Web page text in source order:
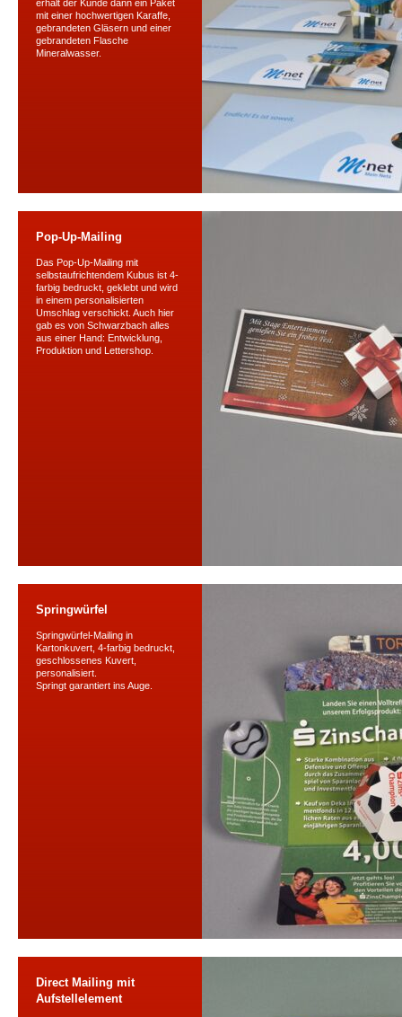
erhält der Kunde dann ein Paket
mit einer hochwertigen Karaffe,
gebrandeten Gläsern und einer
gebrandeten Flasche
Mineralwasser.
Pop-Up-Mailing
Das Pop-Up-Mailing mit
selbstaufrichtendem Kubus ist 4-
farbig bedruckt, geklebt und wird
in einem personalisierten
Umschlag verschickt. Auch hier
gab es von Schwarzbach alles
aus einer Hand: Entwicklung,
Produktion und Lettershop.
Springwürfel
Springwürfel-Mailing in
Kartonkuvert, 4-farbig bedruckt,
geschlossenes Kuvert,
personalisiert.
Springt garantiert ins Auge.
Direct Mailing mit
Aufstellelement